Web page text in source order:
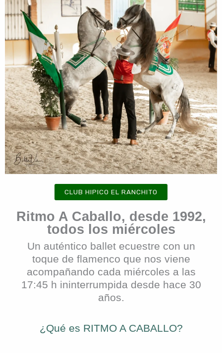
CLUB HIPICO EL RANCHITO
Ritmo A Caballo, desde 1992,
todos los miércoles
Un auténtico ballet ecuestre con un
toque de flamenco que nos viene
acompañando cada miércoles a las
17:45 h ininterrumpida desde hace 30
años.
¿Qué es RITMO A CABALLO?